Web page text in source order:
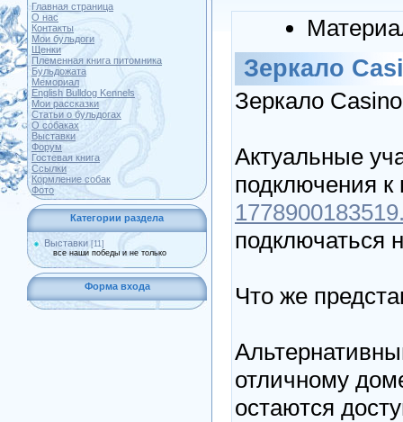
Главная страница
О нас
Контакты
Мои бульдоги
Щенки
Племенная книга питомника
Бульдожата
Мемориал
English Bulldog Kennels
Мои рассказки
Статьи о бульдогах
О собаках
Выставки
Форум
Гостевая книга
Ссылки
Кормление собак
Фото
Категории раздела
Выставки [11]
все наши победы и не только
Форма входа
Зеркало
Зеркало
Актуальные
подключения
подключаться
Что же
отличному
остаются